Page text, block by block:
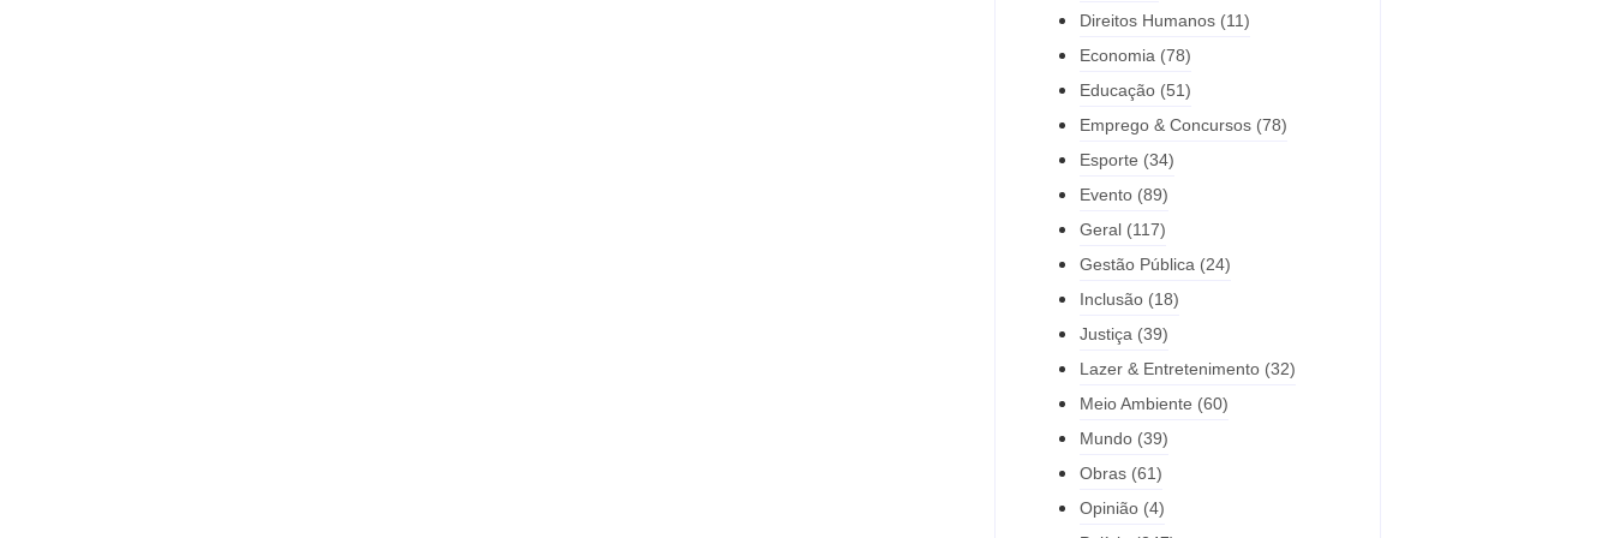
Direitos Humanos (11)
Economia (78)
Educação (51)
Emprego & Concursos (78)
Esporte (34)
Evento (89)
Geral (117)
Gestão Pública (24)
Inclusão (18)
Justiça (39)
Lazer & Entretenimento (32)
Meio Ambiente (60)
Mundo (39)
Obras (61)
Opinião (4)